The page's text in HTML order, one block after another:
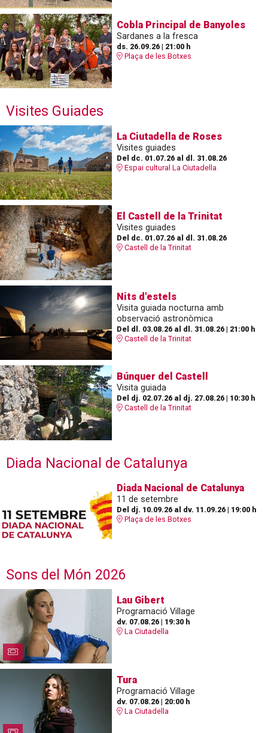
Cobla Principal de Banyoles
Sardanes a la fresca
ds. 26.09.26| 21:00 h
Plaça de les Botxes
Visites Guiades
La Ciutadella de Roses
Visites guiades
Del dc. 01.07.26al dl. 31.08.26
Espai cultural La Ciutadella
El Castell de la Trinitat
Visites guiades
Del dc. 01.07.26al dl. 31.08.26
Castell de la Trinitat
Nits d'estels
Visita guiada nocturna amb
observació astronòmica
Del dl. 03.08.26al dl. 31.08.26| 21:00 h
Castell de la Trinitat
Búnquer del Castell
Visita guiada
Del dj. 02.07.26al dj. 27.08.26| 10:30 h
Castell de la Trinitat
Diada Nacional de Catalunya
Diada Nacional de Catalunya
11 de setembre
Del dj. 10.09.26al dv. 11.09.26| 19:00 h
Plaça de les Botxes
Sons del Món 2026
Lau Gibert
Programació Village
dv. 07.08.26| 19:30 h
La Ciutadella
Tura
Programació Village
dv. 07.08.26| 20:00 h
La Ciutadella